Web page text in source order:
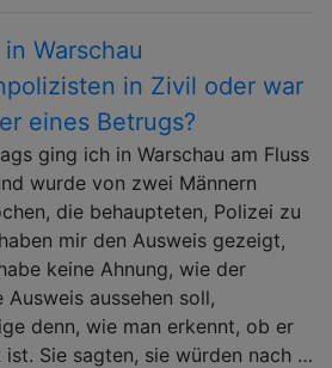
Warschau
in Zivil oder war
eines Betrugs?
ging ich in Warschau am Fluss
wurde von zwei Männern
die behaupteten, Polizei zu
mir den Ausweis gezeigt,
keine Ahnung, wie der
Ausweis aussehen soll,
denn, wie man erkennt, ob er
ist. Sie sagten, sie würden nach …